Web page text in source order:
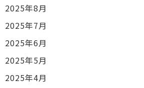
2025年8月
2025年7月
2025年6月
2025年5月
2025年4月